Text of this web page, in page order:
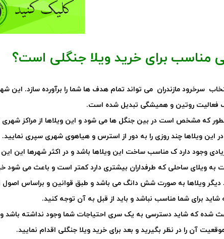
مناسب برای خرید ویلا جنگلی است؟
سرخرود مازندران می تواند تمام هدف ها شما را برآورده سازد.
فعالیت روتین و همیشگی تبدیل شده است.
که مشخص است در بین جنگل ها می شود و این ویلاها از مراکز
این ویلاها چند روزی را به دور از استرس و هیاهوی شهری سپری نمایید.
وجود دارد ک مناسب ساخت این ویلاها باشد و در اکثر شهرها این این
به ویلای ساحلی که طرفداران بیشتری دارد کمتر است و باعث می شود
دیگر ویلاها به صورت شش دانگ می باشد و طبق قوانین و براساس اصول
شاید برای شما مناسب نباشد و باید از قبل به آن توجه کنید.
شده که شاید دسترسی به یک سری احتیاجات شما وجود نداشته باشد
آن را در نظر بگیرید و بعد برای خرید ویلا جنگلی اقدام نمایید.